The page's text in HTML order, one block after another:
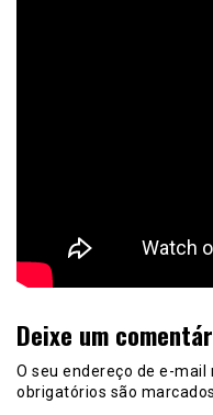
Deixe um
O seu endereço de e-mail
obrigatórios são